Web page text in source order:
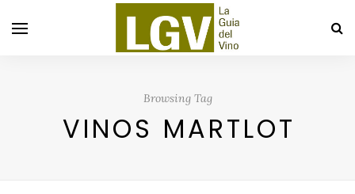
Browsing Tag
VINOS MARTLOT